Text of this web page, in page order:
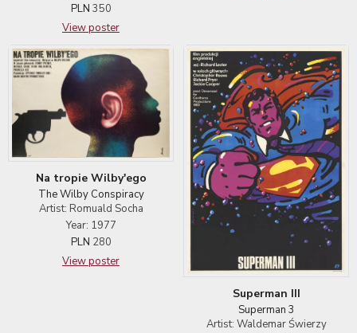
PLN 350
View poster
Na tropie Wilby'ego
The Wilby Conspiracy
Artist: Romuald Socha
Year: 1977
PLN 280
View poster
Superman III
Superman 3
Artist: Waldemar Świerzy